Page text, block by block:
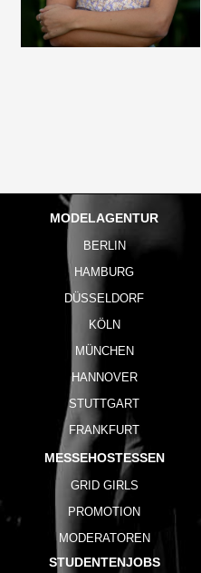
MODELAGENTUR
BERLIN
HAMBURG
DÜSSELDORF
KÖLN
MÜNCHEN
HANNOVER
STUTTGART
FRANKFURT
MESSEHOSTESSEN
GRID GIRLS
PROMOTION
MODERATOREN
STUDENTENJOBS